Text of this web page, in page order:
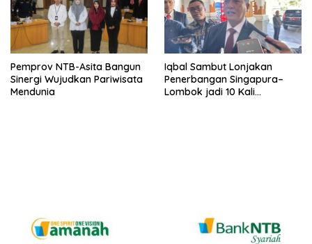
Pemprov NTB-Asita Bangun
Sinergi Wujudkan Pariwisata
Mendunia
Iqbal Sambut Lonjakan
Penerbangan Singapura–
Lombok jadi 10 Kali